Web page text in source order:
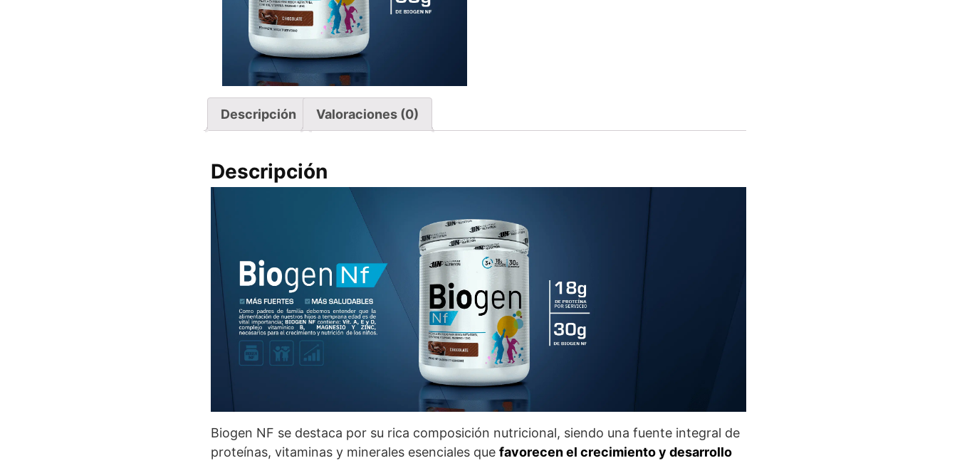
Descripción Valoraciones (0)
Descripción
Biogen NF se destaca por su rica composición nutricional, siendo una fuente integral de
proteínas, vitaminas y minerales esenciales que favorecen el crecimiento y desarrollo